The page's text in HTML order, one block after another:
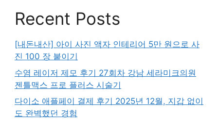
Recent Posts
[내돈내산] 아이 사진 액자 인테리어 5만 원으로 사
진 100 장 붙이기
수염 레이저 제모 후기 27회차 강남 세라미크의원
젠틀맥스 프로 플러스 시술기
다이소 애플페이 결제 후기 2025년 12월, 지갑 없이
도 완벽했던 경험